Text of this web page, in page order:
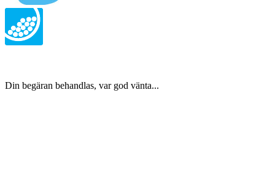
Din begäran behandlas, var god vänta...